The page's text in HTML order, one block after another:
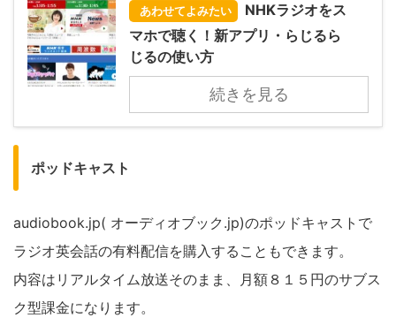
あわせてよみたい
NHKラジオをス
マホで聴く！新アプリ・らじるら
じるの使い方
続きを見る
ポッドキャスト
audiobook.jp( オーディオブック.jp)のポッドキャストで
ラジオ英会話の有料配信を購入することもできます。
内容はリアルタイム放送そのまま、月額８１５円のサブス
ク型課金になります。